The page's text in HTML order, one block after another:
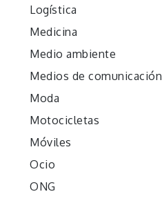
Logística
Medicina
Medio ambiente
Medios de comunicación
Moda
Motocicletas
Móviles
Ocio
ONG